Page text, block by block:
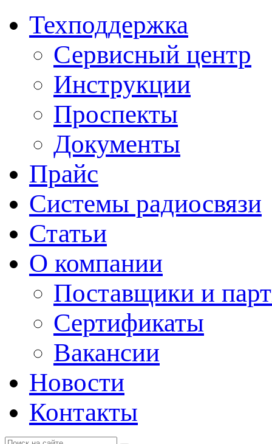
Техподдержка
Сервисный центр
Инструкции
Проспекты
Документы
Прайс
Системы радиосвязи
Статьи
О компании
Поставщики и
Cертификаты
Вакансии
Новости
Контакты